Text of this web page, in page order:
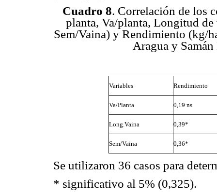
Cuadro 8. Correlación de los
planta, Va/planta, Longitud
Sem/Vaina) y Rendimiento (kg/
Aragua y
Variables Rendimiento
Va/Planta 0,19 ns
Long.Vaina 0,39*
Sem/Vaina 0,36*
Se utilizaron 36 casos para
* significativo al 5% (0,325).